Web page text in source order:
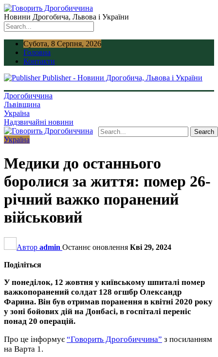
Новини Дрогобича, Львова і України
Субота, 8 Серпня, 2026
Головна
Контакти
Publisher - Новини Дрогобича, Львова і України
Дрогобиччина
Львівщина
Україна
Надзвичайні новини
Україна
Медики до останнього
боролися за життя: помер 26-
річний важко поранений
військовий
Автор admin Останнє оновлення Кві 29, 2024
Поділіться
У понеділок, 12 жовтня у київському шпиталі помер
важкопоранений солдат 128 огшбр Олександр
Фарина. Він був отримав поранення в квітні 2020 року
у зоні бойових дій на Донбасі, в госпіталі переніс
понад 20 операцій.
Про це інформує “Говорить Дрогобиччина” з посиланням
на Варта 1.